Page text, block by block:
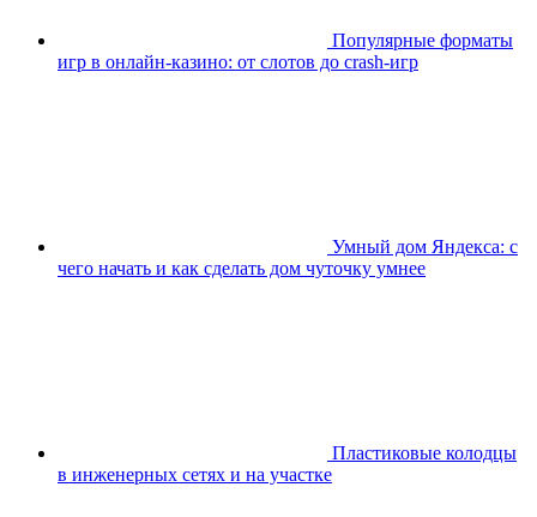
Популярные форматы
игр в онлайн-казино: от слотов до crash-игр
Умный дом Яндекса: с
чего начать и как сделать дом чуточку умнее
Пластиковые колодцы
в инженерных сетях и на участке